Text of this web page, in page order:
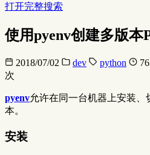
打开完整搜索
使用pyenv创建多版本
2018/07/02 dev python
次
pyenv允许在同一台机器上安装、
本。
安装